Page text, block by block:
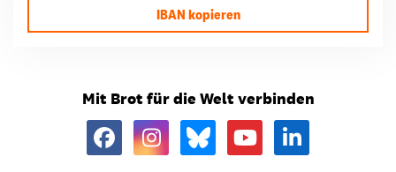
IBAN kopieren
Mit Brot für die Welt verbinden